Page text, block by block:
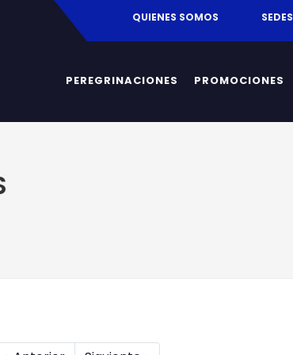
QUIENES SOMOS SEDES
PEREGRINACIONES PROMOCIONES